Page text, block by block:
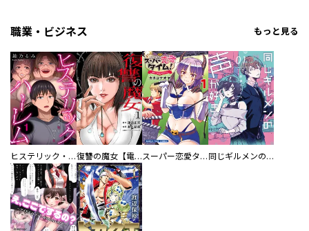
職業・ビジネス もっと見る
ヒステリック・ハーレム～搾られる男と堕ちる女～【電子単行本版】 復讐の魔女【電子単行本版】 スーパー恋愛タイム！～現場でドＳな彼女は自宅でデレる～ 同じギルメンの声が好き